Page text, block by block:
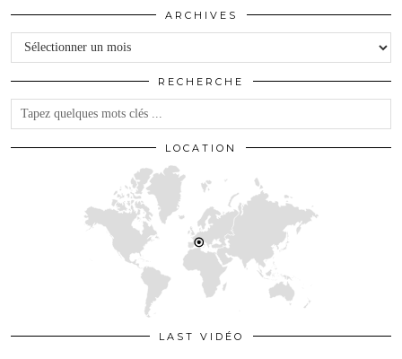
ARCHIVES
Archives
RECHERCHE
LOCATION
LAST VIDÉO